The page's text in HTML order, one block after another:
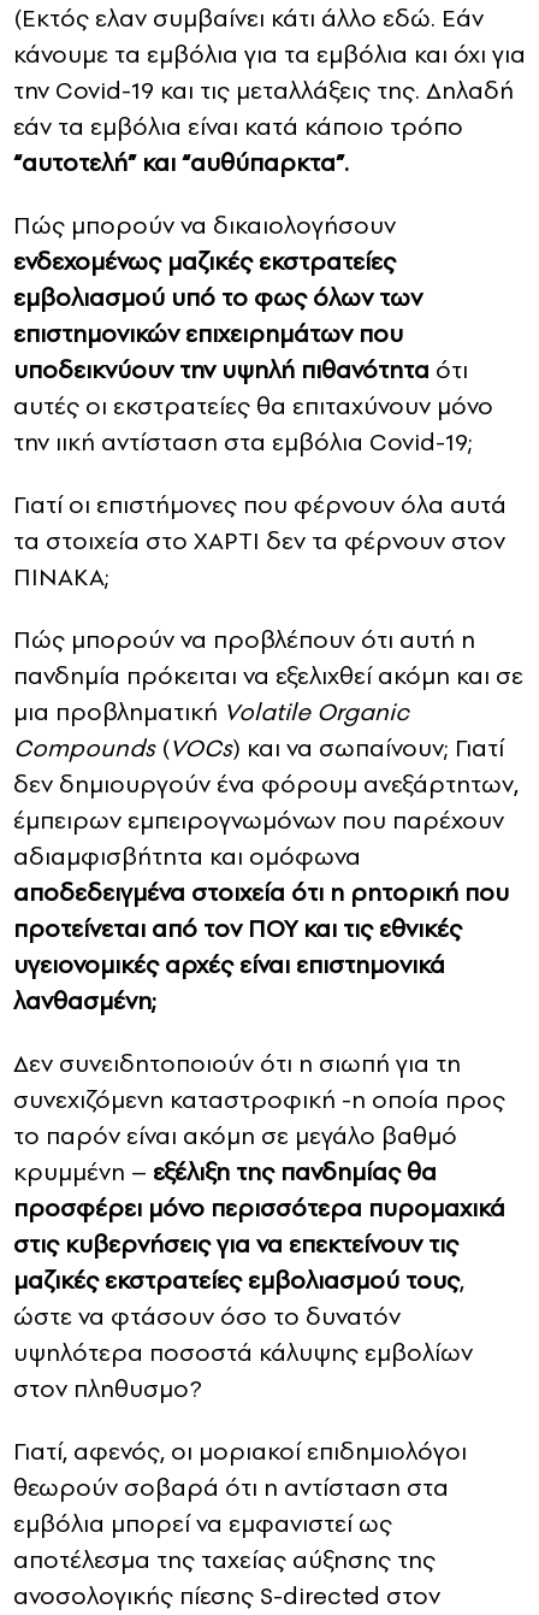
(Εκτός ελαν συμβαίνει κάτι άλλο εδώ. Εάν
κάνουμε τα εμβόλια για τα εμβόλια και όχι για
την Covid-19 και τις μεταλλάξεις της. Δηλαδή
εάν τα εμβόλια είναι κατά κάποιο τρόπο
“αυτοτελή” και “αυθύπαρκτα”.
Πώς μπορούν να δικαιολογήσουν
ενδεχομένως μαζικές εκστρατείες
εμβολιασμού υπό το φως όλων των
επιστημονικών επιχειρημάτων που
υποδεικνύουν την υψηλή πιθανότητα ότι
αυτές οι εκστρατείες θα επιταχύνουν μόνο
την ιική αντίσταση στα εμβόλια Covid-19;
Γιατί οι επιστήμονες που φέρνουν όλα αυτά
τα στοιχεία στο ΧΑΡΤΙ δεν τα φέρνουν στον
ΠΙΝΑΚΑ;
Πώς μπορούν να προβλέπουν ότι αυτή η
πανδημία πρόκειται να εξελιχθεί ακόμη και σε
μια προβληματική Volatile Organic
Compounds(VOCs) και να σωπαίνουν; Γιατί
δεν δημιουργούν ένα φόρουμ ανεξάρτητων,
έμπειρων εμπειρογνωμόνων που παρέχουν
αδιαμφισβήτητα και ομόφωνα
αποδεδειγμένα στοιχεία ότι η ρητορική που
προτείνεται από τον ΠΟΥ και τις εθνικές
υγειονομικές αρχές είναι επιστημονικά
λανθασμένη;
Δεν συνειδητοποιούν ότι η σιωπή για τη
συνεχιζόμενη καταστροφική -η οποία προς
το παρόν είναι ακόμη σε μεγάλο βαθμό
κρυμμένη – εξέλιξη της πανδημίας θα
προσφέρει μόνο περισσότερα πυρομαχικά
στις κυβερνήσεις για να επεκτείνουν τις
μαζικές εκστρατείες εμβολιασμού τους,
ώστε να φτάσουν όσο το δυνατόν
υψηλότερα ποσοστά κάλυψης εμβολίων
στον πληθυσμο?
Γιατί, αφενός, οι μοριακοί επιδημιολόγοι
θεωρούν σοβαρά ότι η αντίσταση στα
εμβόλια μπορεί να εμφανιστεί ως
αποτέλεσμα της ταχείας αύξησης της
ανοσολογικής πίεσης S-directed στον